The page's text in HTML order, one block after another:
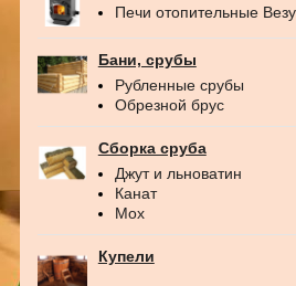
Печи отопительные
Бани, срубы
Рубленные срубы
Обрезной брус
Сборка сруба
Джут и льноватин
Канат
Мох
Купели